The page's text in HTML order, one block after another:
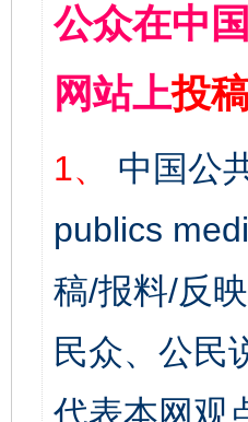
公众在中
网站上投
1、
中国公
publics
稿/报料/反
民众、公民
代表本网观